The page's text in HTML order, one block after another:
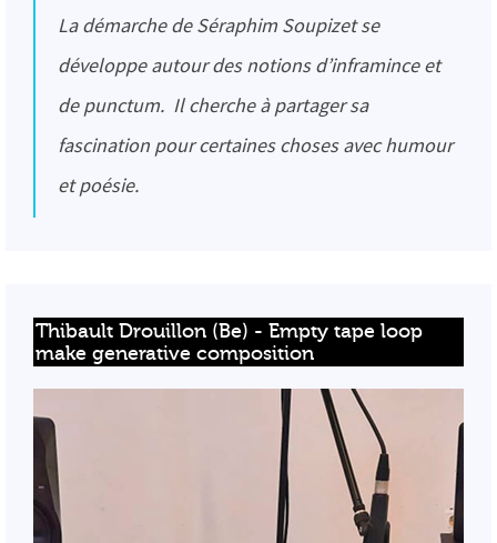
La démarche de Séraphim Soupizet se
développe autour des notions d’inframince et
de punctum. Il cherche à partager sa
fascination pour certaines choses avec humour
et poésie.
Thibault Drouillon (Be) - Empty tape loop
make generative composition